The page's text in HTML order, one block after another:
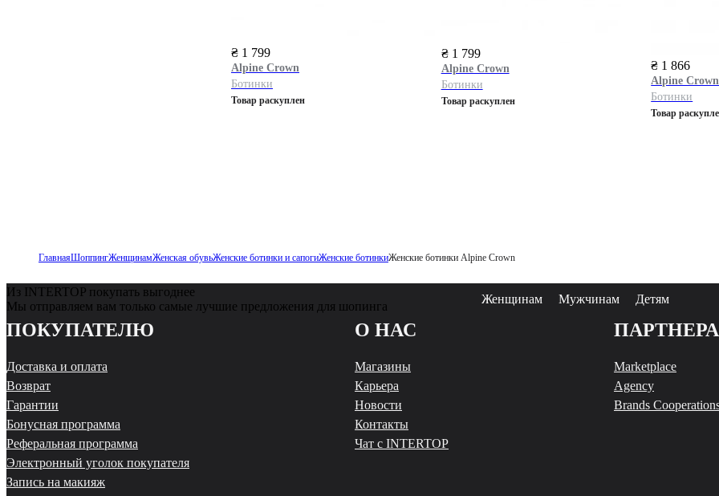
₴ 1 799
Alpine Сrown
Ботинки
Товар раскуплен
₴ 1 799
Alpine Сrown
Ботинки
Товар раскуплен
₴ 1 866
Alpine Сrown
Ботинки
Товар
ГлавнаяШоппингЖенщинамЖенская обувьЖенские ботинки и сапогиЖенские ботинкиЖенские ботинки Alpine Сrown
Из INTERTOP покупать выгоднее
Мы отправляем вам только самые лучшие предложения для шопинга
Женщинам Мужчинам Детям
ПОКУПАТЕЛЮ
Доставка и оплата
Возврат
Гарантии
Бонусная программа
Реферальная программа
Электронный уголок покупателя
Запись на макияж
О НАС
Магазины
Карьера
Новости
Контакты
Чат с INTERTOP
Marketplace
Agency
Brands